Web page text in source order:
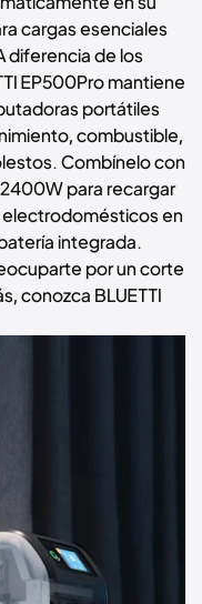
cargas esenciales
diferencia de los
EP500Pro mantiene
portátiles
combustible,
Combínelo con
para recargar
en
integrada.
por un corte
conozca BLUETTI